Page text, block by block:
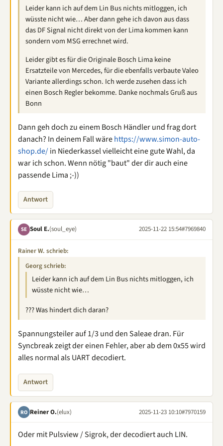
Leider kann ich auf dem Lin Bus nichts mitloggen, ich
wüsste nicht wie… Aber dann gehe ich davon aus dass
das DF Signal nicht direkt von der Lima kommen kann
sondern vom MSG errechnet wird.
Leider gibt es für die Originale Bosch Lima keine
Ersatzteile von Mercedes, für die ebenfalls verbaute Valeo
Variante allerdings schon. Ich werde zusehen dass ich
einen Bosch Regler bekomme. Danke nochmals Gruß aus
Bonn
Dann geh doch zu einem Bosch Händler und frag dort
danach? In deinem Fall wärehttps://www.simon-auto-
shop.de/in Niederkassel vielleicht eine gute Wahl, da
war ich schon. Wenn nötig "baut" der dir auch eine
passende Lima ;-))
Antwort
SE Soul E.(soul_eye) 2025-11-22 15:54#7969840
Rainer W. schrieb:
Georg schrieb:
Leider kann ich auf dem Lin Bus nichts mitloggen, ich
wüsste nicht wie…
??? Was hindert dich daran?
Spannungsteiler auf 1/3 und den Saleae dran. Für
Syncbreak zeigt der einen Fehler, aber ab dem 0x55 wird
alles normal als UART decodiert.
Antwort
RO Reiner O.(elux) 2025-11-23 10:10#7970159
Oder mit Pulsview / Sigrok, der decodiert auch LIN.